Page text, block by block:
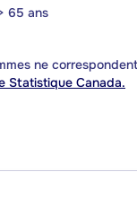
65 ans
ne
Statistique Canada.